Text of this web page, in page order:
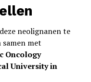
neolignanen te
met
Oncology
University in